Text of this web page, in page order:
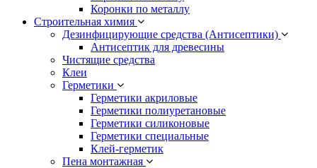
Коронки по металлу
Строительная химия
Дезинфицирующие средства (Антисептики)
Антисептик для древесины
Чистящие средства
Клеи
Герметики
Герметики акриловые
Герметики полиуретановые
Герметики силиконовые
Герметики специальные
Клей-герметик
Пена монтажная